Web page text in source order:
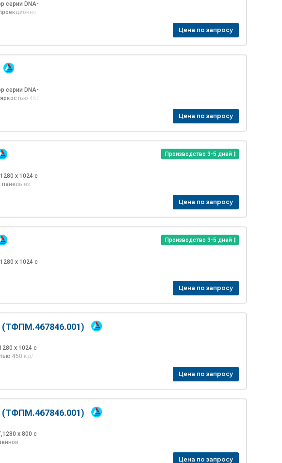
серии DNA-
Цена по запросу
серии DNA-
450
Цена по запросу
Производство 3-5 дней
х 1024 с
из
Цена по запросу
Производство 3-5 дней
х 1024 с
Цена по запросу
(ТФПМ.467846.001)
х 1024 с
450 кд/
Цена по запросу
(ТФПМ.467846.001)
х 800 с
Цена по запросу